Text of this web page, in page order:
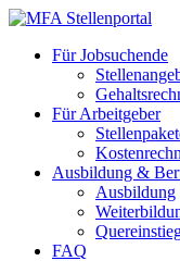
Für Jobsuchende
Für Arbeitgeber
Ausbildung &
Ausbildung
FAQ